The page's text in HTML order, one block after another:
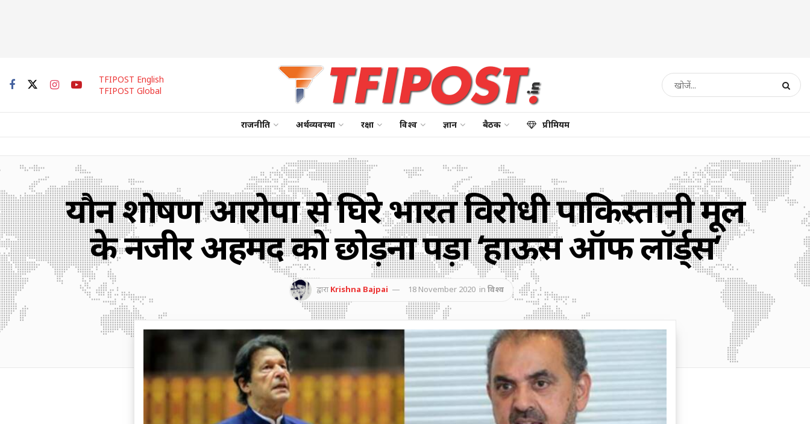
TFIPOST English
TFIPOST Global
राजनीति अर्थव्यवस्था रक्षा विश्व ज्ञान बैठक प्रीमियम
यौन शोषण आरोपों से घिरे भारत विरोधी पाकिस्तानी मूल
के नजीर अहमद को छोड़ना पड़ा ‘हाऊस ऑफ लॉर्ड्स’
द्वारा Krishna Bajpai 18 November 2020 in विश्व